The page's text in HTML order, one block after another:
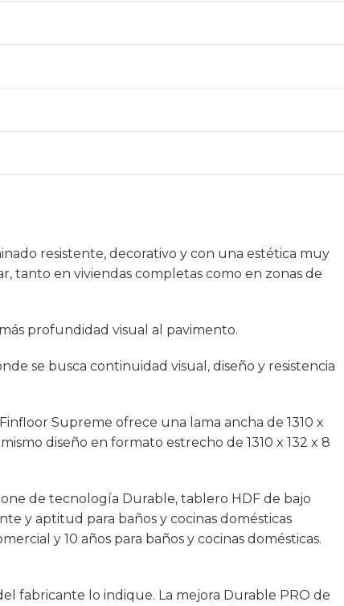
resistente, decorativo y con una estética muy
tanto en viviendas completas como en zonas de
profundidad visual al pavimento.
se busca continuidad visual, diseño y resistencia
Supreme ofrece una lama ancha de 1310 x
diseño en formato estrecho de 1310 x 132 x 8
de tecnología Durable, tablero HDF de bajo
y aptitud para baños y cocinas domésticas
y 10 años para baños y cocinas domésticas.
fabricante lo indique. La mejora Durable PRO de